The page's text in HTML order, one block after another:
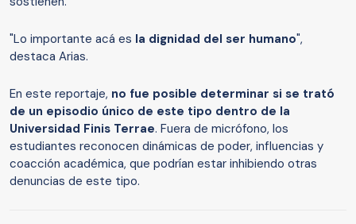
"Lo importante acá es la dignidad del ser humano",
destaca Arias.
En este reportaje, no fue posible determinar si se trató
de un episodio único de este tipo dentro de la
Universidad Finis Terrae. Fuera de micrófono, los
estudiantes reconocen dinámicas de poder, influencias y
coacción académica, que podrían estar inhibiendo otras
denuncias de este tipo.